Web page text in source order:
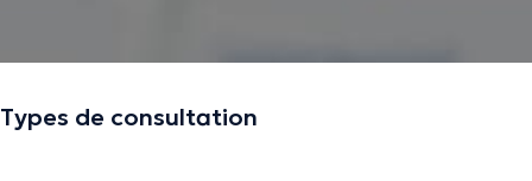
Types de consultation